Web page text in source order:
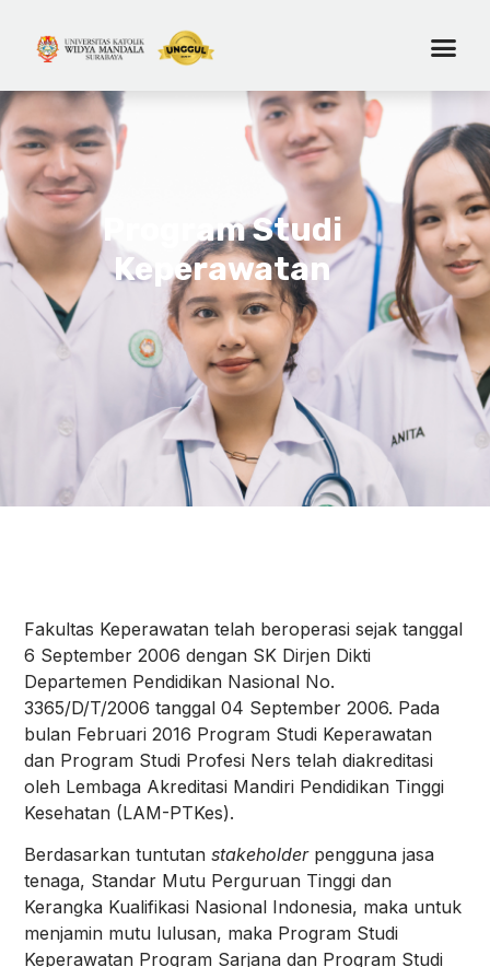
Program Studi
Keperawatan
Fakultas Keperawatan telah beroperasi sejak tanggal
6 September 2006 dengan SK Dirjen Dikti
Departemen Pendidikan Nasional No.
3365/D/T/2006 tanggal 04 September 2006. Pada
bulan Februari 2016 Program Studi Keperawatan
dan Program Studi Profesi Ners telah diakreditasi
oleh Lembaga Akreditasi Mandiri Pendidikan Tinggi
Kesehatan (LAM-PTKes).
Berdasarkan tuntutanstakeholder pengguna jasa
tenaga, Standar Mutu Perguruan Tinggi dan
Kerangka Kualifikasi Nasional Indonesia, maka untuk
menjamin mutu lulusan, maka Program Studi
Keperawatan Program Sarjana dan Program Studi